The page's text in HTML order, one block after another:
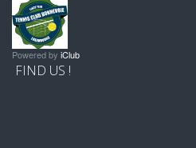
Powered by iClub
FIND US !